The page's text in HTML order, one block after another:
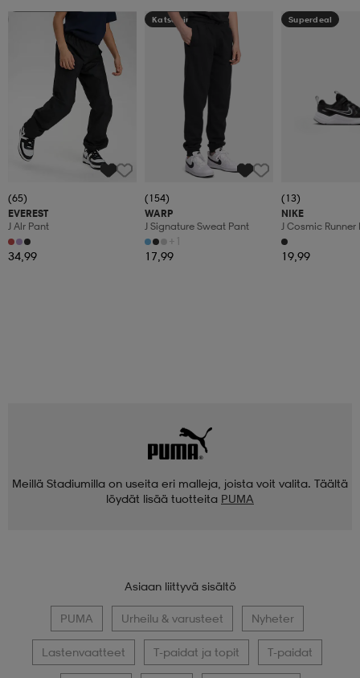
Kampanja -25%
(65)
EVEREST
J Alr Pant
34,99
Katso hintaa
(154)
WARP
J Signature Sweat Pant
+1
17,99
Superdeal
(13)
NIKE
J Cosmic Runner
19,99
Meillä Stadiumilla on useita eri malleja, joista voit valita. Täältä
löydät lisää tuotteita PUMA
Asiaan liittyvä sisältö
PUMA Urheilu & varusteet Nyheter
Lastenvaatteet T-paidat ja topit T-paidat